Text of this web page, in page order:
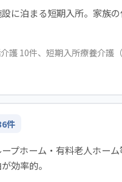
に泊まる短期入所。家族
護 10件、短期入所療養介護（
件
プホーム・有料老人ホーム
効率的。